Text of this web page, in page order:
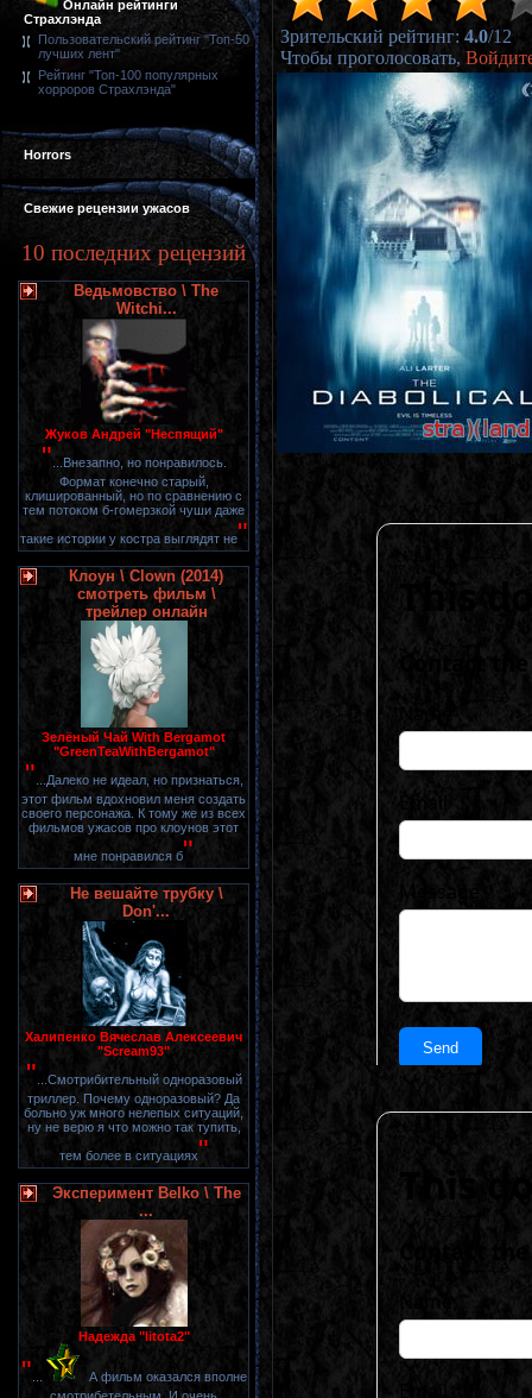
Онлайн рейтинги
Страхлэнда
Пользовательский рейтинг "Топ-50
лучших лент"
Рейтинг "Топ-100 популярных
хорроров Страхлэнда"
Horrors
Свежие рецензии ужасов
10 последних рецензий
Ведьмовство \ The
Witchi...
Жуков Андрей "Неспящий"
" ...Внезапно, но понравилось.
Формат конечно старый,
клишированный, но по сравнению с
тем потоком б-гомерзкой чуши даже
такие истории у костра выглядят не"
Клоун \ Clown (2014)
смотреть фильм \
трейлер онлайн
Зелёный Чай With Bergamot
"GreenTeaWithBergamot"
" ...Далеко не идеал, но признаться,
этот фильм вдохновил меня создать
своего персонажа. К тому же из всех
фильмов ужасов про клоунов этот
мне понравился б"
Не вешайте трубку \
Don'...
Халипенко Вячеслав Алексеевич
"Scream93"
" ...Смотрибительный одноразовый
триллер. Почему одноразовый? Да
больно уж много нелепых ситуаций,
ну не верю я что можно так тупить,
тем более в ситуациях"
Эксперимент Belko \ The
...
Надежда "litota2"
"
А фильм оказался вполне
Зрительский рейтинг: 4.0/12
Чтобы проголосовать,